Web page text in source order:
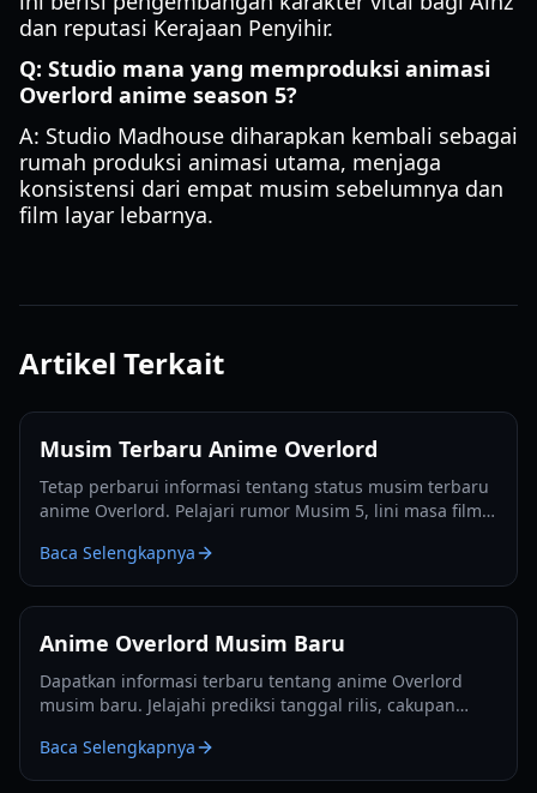
dan reputasi Kerajaan Penyihir.
Q: Studio mana yang memproduksi animasi
Overlord anime season 5?
A: Studio Madhouse diharapkan kembali sebagai
rumah produksi animasi utama, menjaga
konsistensi dari empat musim sebelumnya dan
film layar lebarnya.
Artikel Terkait
Musim Terbaru Anime Overlord
Tetap perbarui informasi tentang status musim terbaru
anime Overlord. Pelajari rumor Musim 5, lini masa film
Baca Selengkapnya
Anime Overlord Musim Baru
Dapatkan informasi terbaru tentang anime Overlord
musim baru. Jelajahi prediksi tanggal rilis, cakupan
untuk Musim 5.
Baca Selengkapnya